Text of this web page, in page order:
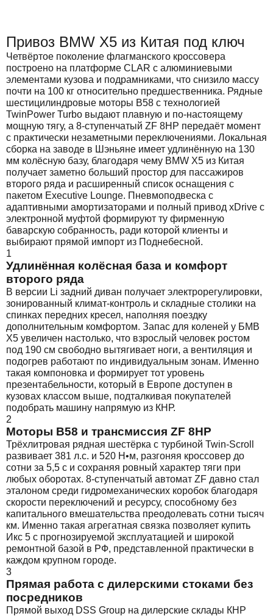
Привоз BMW X5 из Китая под ключ
Четвёртое поколение флагманского кроссовера
построено на платформе CLAR с алюминиевыми
элементами кузова и подрамниками, что снизило массу
почти на 100 кг относительно предшественника. Рядные
шестицилиндровые моторы B58 с технологией
TwinPower Turbo выдают плавную и по-настоящему
мощную тягу, а 8-ступенчатый ZF 8HP передаёт момент
с практически незаметными переключениями. Локальная
сборка на заводе в Шэньяне имеет удлинённую на 130
мм колёсную базу, благодаря чему BMW X5 из Китая
получает заметно больший простор для пассажиров
второго ряда и расширенный список оснащения с
пакетом Executive Lounge. Пневмоподвеска с
адаптивными амортизаторами и полный привод xDrive с
электронной муфтой формируют ту фирменную
баварскую собранность, ради которой клиенты и
выбирают прямой импорт из Поднебесной.
1
Удлинённая колёсная база и комфорт
второго ряда
В версии Li задний диван получает электрорегулировки,
зонированный климат-контроль и складные столики на
спинках передних кресел, наполняя поездку
дополнительным комфортом. Запас для коленей у БМВ
Х5 увеличен настолько, что взрослый человек ростом
под 190 см свободно вытягивает ноги, а вентиляция и
подогрев работают по индивидуальным зонам. Именно
такая компоновка и формирует тот уровень
презентабельности, который в Европе доступен в
кузовах классом выше, подталкивая покупателей
подобрать машину напрямую из КНР.
2
Моторы B58 и трансмиссия ZF 8HP
Трёхлитровая рядная шестёрка с турбиной Twin-Scroll
развивает 381 л.с. и 520 Н•м, разгоняя кроссовер до
сотни за 5,5 с и сохраняя ровный характер тяги при
любых оборотах. 8-ступенчатый автомат ZF давно стал
эталоном среди гидромеханических коробок благодаря
скорости переключений и ресурсу, способному без
капитального вмешательства преодолевать сотни тысяч
км. Именно такая агрегатная связка позволяет купить
Икс 5 с прогнозируемой эксплуатацией и широкой
ремонтной базой в РФ, представленной практически в
каждом крупном городе.
3
Прямая работа с дилерскими стоками без
посредников
Прямой выход DSS Group на дилерские склады КНР